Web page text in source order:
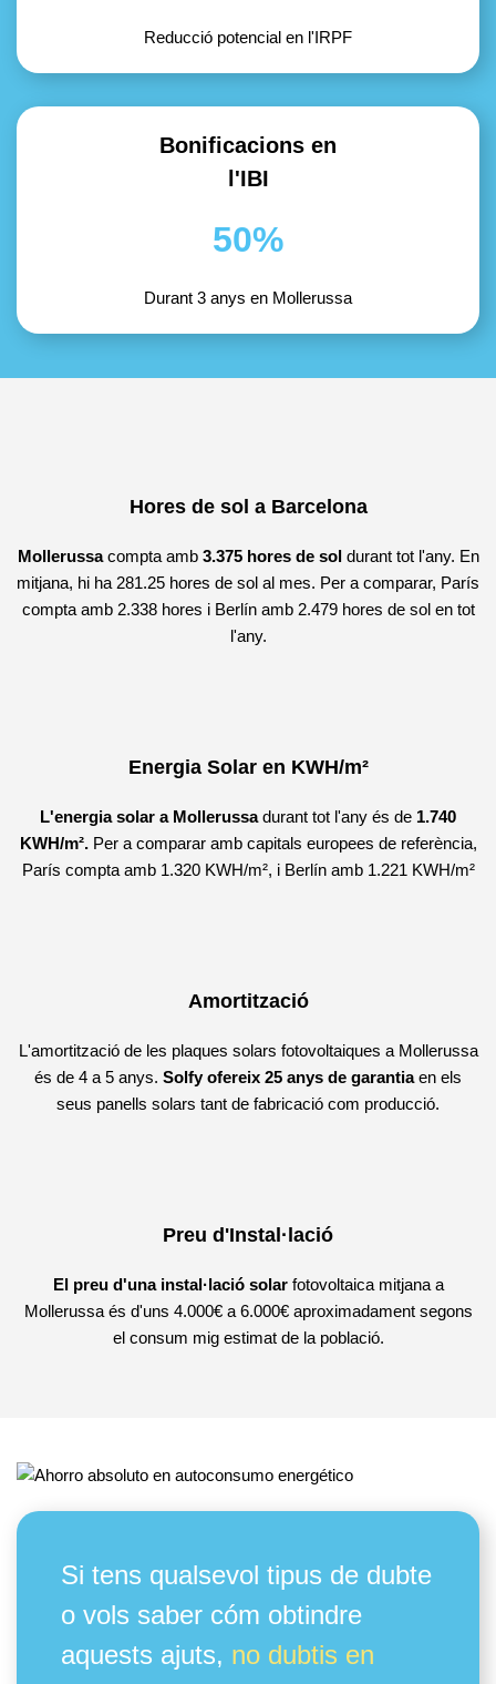
Reducció potencial en l'IRPF
Bonificacions en
l'IBI
50%
Durant 3 anys en Mollerussa
Hores de sol a Barcelona
Mollerussacompta amb 3.375 hores de soldurant tot l'any. En
mitjana, hi ha 281.25 hores de sol al mes. Per a comparar, París
compta amb 2.338 hores i Berlín amb 2.479 hores de sol en tot
l'any.
Energia Solar en KWH/m²
L'energia solar a Mollerussadurant tot l'any és de 1.740
KWH/m².Per a comparar amb capitals europees de referència,
París compta amb 1.320 KWH/m², i Berlín amb 1.221 KWH/m²
Amortització
L'amortització de les plaques solars fotovoltaiques a Mollerussa
és de 4 a 5 anys. Solfy ofereix 25 anys de garantiaen els
seus panells solars tant de fabricació com producció.
Preu d'Instal·lació
El preu d'una instal·lació solarfotovoltaica mitjana a
Mollerussa és d'uns 4.000€ a 6.000€ aproximadament segons
el consum mig estimat de la població.
Si tens qualsevol tipus de dubte
o vols saber cóm obtindre
aquests ajuts, no dubtis en